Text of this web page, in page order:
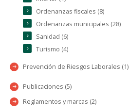
Ordenanzas fiscales (8)
Ordenanzas municipales (28)
Sanidad (6)
Turismo (4)
Prevención de Riesgos Laborales (1)
Publicaciones (5)
Reglamentos y marcas (2)